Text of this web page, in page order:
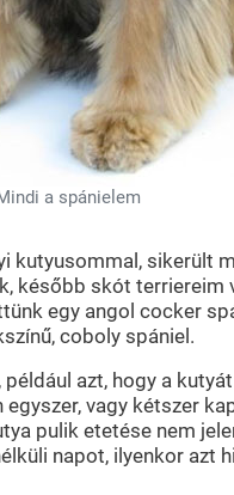
a spánielem
kutyusommal,
később skót
egy angol cocker
coboly spániel.
azt, hogy a
vagy kétszer
pulik etetése nem
napot, ilyenkor azt